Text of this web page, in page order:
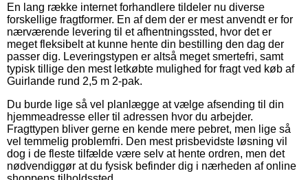
En lang række internet forhandlere tildeler nu diverse
forskellige fragtformer. En af dem der er mest anvendt er for
nærværende levering til et afhentningssted, hvor det er
meget fleksibelt at kunne hente din bestilling den dag der
passer dig. Leveringstypen er altså meget smertefri, samt
typisk tillige den mest letkøbte mulighed for fragt ved køb af
Guirlande rund 2,5 m 2-pak.
Du burde lige så vel planlægge at vælge afsending til din
hjemmeadresse eller til adressen hvor du arbejder.
Fragttypen bliver gerne en kende mere pebret, men lige så
vel temmelig problemfri. Den mest prisbevidste løsning vil
dog i de fleste tilfælde være selv at hente ordren, men det
nødvendiggør at du fysisk befinder dig i nærheden af online